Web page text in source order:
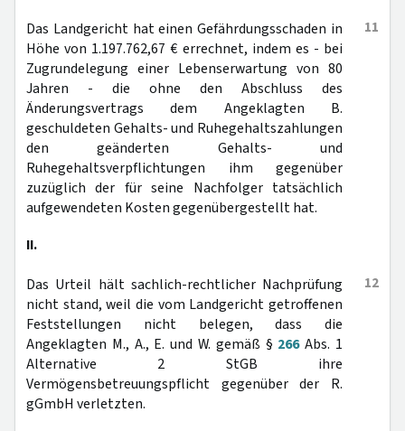
11
Das Landgericht hat einen Gefährdungsschaden in
Höhe von 1.197.762,67 € errechnet, indem es - bei
Zugrundelegung einer Lebenserwartung von 80
Jahren - die ohne den Abschluss des
Änderungsvertrags dem Angeklagten B.
geschuldeten Gehalts- und Ruhegehaltszahlungen
den geänderten Gehalts- und
Ruhegehaltsverpflichtungen ihm gegenüber
zuzüglich der für seine Nachfolger tatsächlich
aufgewendeten Kosten gegenübergestellt hat.
II.
12
Das Urteil hält sachlich-rechtlicher Nachprüfung
nicht stand, weil die vom Landgericht getroffenen
Feststellungen nicht belegen, dass die
Angeklagten M., A., E. und W. gemäß § 266Abs. 1
Alternative 2 StGB ihre
Vermögensbetreuungspflicht gegenüber der R.
gGmbH verletzten.